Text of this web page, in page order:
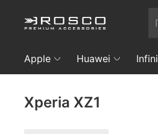
Apple Huawei
Xperia XZ1